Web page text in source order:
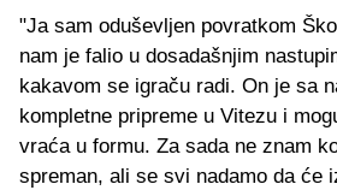
"Ja sam oduševljen povratkom
nam je falio u dosadašnjim
kakavom se igraču radi. On je sa
kompletne pripreme u Vitezu i
vraća u formu. Za sada ne znam
spreman, ali se svi nadamo da će